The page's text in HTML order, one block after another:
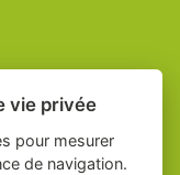
vie privée
pour mesurer
de navigation.